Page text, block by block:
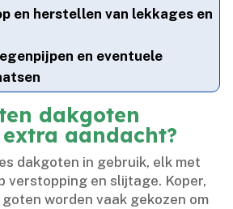
en herstellen van lekkages en
en eventuele
dakgoten
aandacht?
dakgoten in gebruik, elk met
verstopping en slijtage.​ Koper,
worden vaak gekozen om